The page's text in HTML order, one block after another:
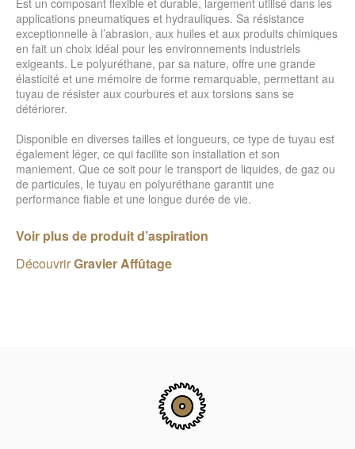
Est un composant flexible et durable, largement utilisé dans les
applications pneumatiques et hydrauliques. Sa résistance
exceptionnelle à l’abrasion, aux huiles et aux produits chimiques
en fait un choix idéal pour les environnements industriels
exigeants. Le polyuréthane, par sa nature, offre une grande
élasticité et une mémoire de forme remarquable, permettant au
tuyau de résister aux courbures et aux torsions sans se
détériorer.
Disponible en diverses tailles et longueurs, ce type de tuyau est
également léger, ce qui facilite son installation et son
maniement. Que ce soit pour le transport de liquides, de gaz ou
de particules, le tuyau en polyuréthane garantit une
performance fiable et une longue durée de vie.
Voir plus de produit d’aspiration
DécouvrirGravier Affûtage